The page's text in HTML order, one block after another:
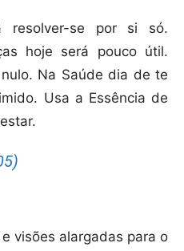
resolver-se por si só.
hoje será pouco útil.
Na Saúde dia de te
Usa a Essência de
visões alargadas para o